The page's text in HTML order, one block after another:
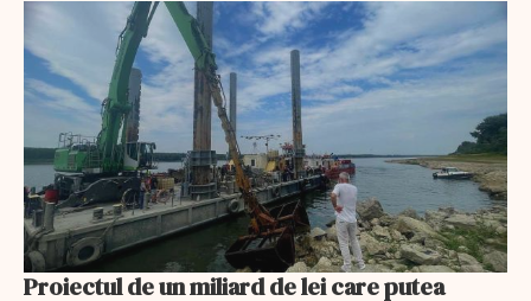
Proiectul de un miliard de lei care putea